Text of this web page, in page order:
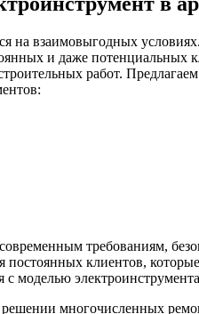
на взаимовыгодных
и даже
работ.
требованиям,
клиентов,
моделью
многочисленных